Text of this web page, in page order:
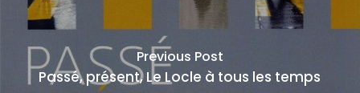
Previous Post
Passé, présent, Le Locle à tous les temps